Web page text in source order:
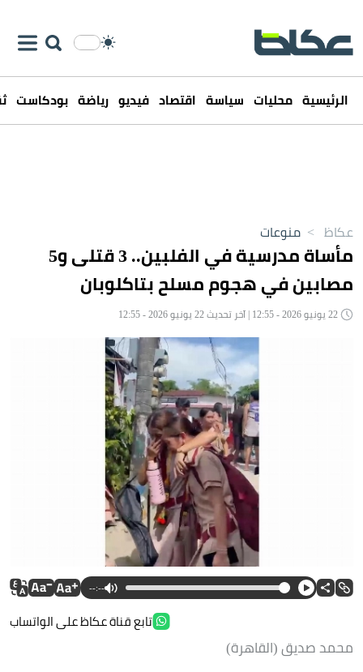
الرئيسية محليات سياسة اقتصاد فيديو رياضة بودكاست
عكاظ > منوعات
مأساة مدرسية في الفلبين.. 3 قتلى و5
مصابين في هجوم مسلح بتاكلوبان
--:--
تابع قناة عكاظ على الواتساب
محمد صديق (القاهرة)